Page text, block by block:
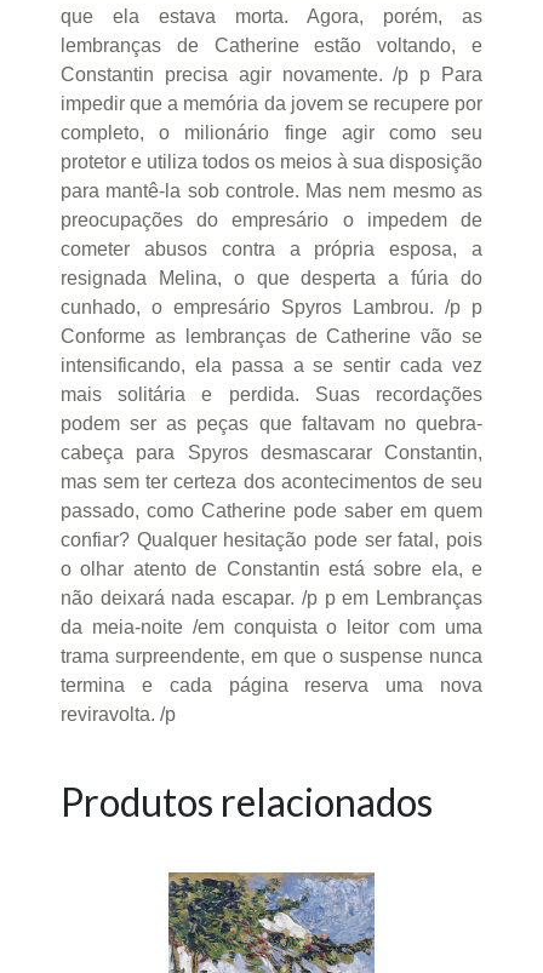
que ela estava morta. Agora, porém, as
lembranças de Catherine estão voltando, e
Constantin precisa agir novamente. /p p Para
impedir que a memória da jovem se recupere por
completo, o milionário finge agir como seu
protetor e utiliza todos os meios à sua disposição
para mantê-la sob controle. Mas nem mesmo as
preocupações do empresário o impedem de
cometer abusos contra a própria esposa, a
resignada Melina, o que desperta a fúria do
cunhado, o empresário Spyros Lambrou. /p p
Conforme as lembranças de Catherine vão se
intensificando, ela passa a se sentir cada vez
mais solitária e perdida. Suas recordações
podem ser as peças que faltavam no quebra-
cabeça para Spyros desmascarar Constantin,
mas sem ter certeza dos acontecimentos de seu
passado, como Catherine pode saber em quem
confiar? Qualquer hesitação pode ser fatal, pois
o olhar atento de Constantin está sobre ela, e
não deixará nada escapar. /p p em Lembranças
da meia-noite /em conquista o leitor com uma
trama surpreendente, em que o suspense nunca
termina e cada página reserva uma nova
reviravolta. /p
Produtos relacionados